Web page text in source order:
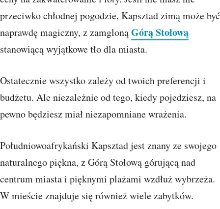
przeciwko chłodnej pogodzie, Kapsztad zimą może być
naprawdę magiczny, z zamglonąGórą Stołową
stanowiącą wyjątkowe tło dla miasta.
Ostatecznie wszystko zależy od twoich preferencji i
budżetu. Ale niezależnie od tego, kiedy pojedziesz, na
pewno będziesz miał niezapomniane wrażenia.
Południowoafrykański Kapsztad jest znany ze swojego
naturalnego piękna, z Górą Stołową górującą nad
centrum miasta i pięknymi plażami wzdłuż wybrzeża.
W mieście znajduje się również wiele zabytków.